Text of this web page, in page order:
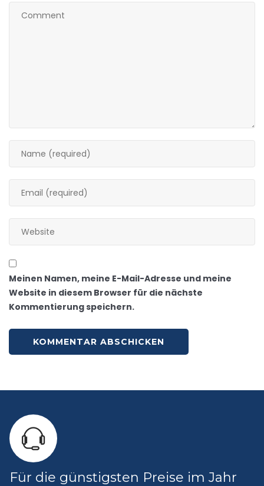
Meinen Namen, meine E-Mail-Adresse und meine
Website in diesem Browser für die nächste
Kommentierung speichern.
Für die günstigsten Preise im Jahr